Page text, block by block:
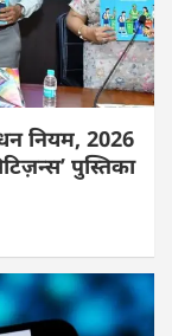
नियम, 2026
पुस्तिका